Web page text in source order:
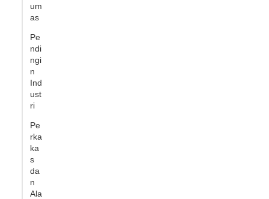
um
as
Pe
ndi
ngi
n
Ind
ust
ri
Pe
rka
ka
s
da
n
Ala